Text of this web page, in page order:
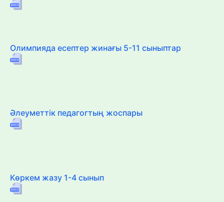
Олимпияда есептер жинағы 5-11 сыныптар
Әлеуметтік педагогтың жоспары
Көркем жазу 1-4 сынып